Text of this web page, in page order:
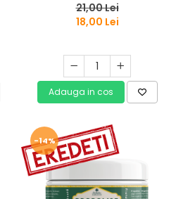
21,00 Lei
18,00 Lei
Adauga in cos
-14%